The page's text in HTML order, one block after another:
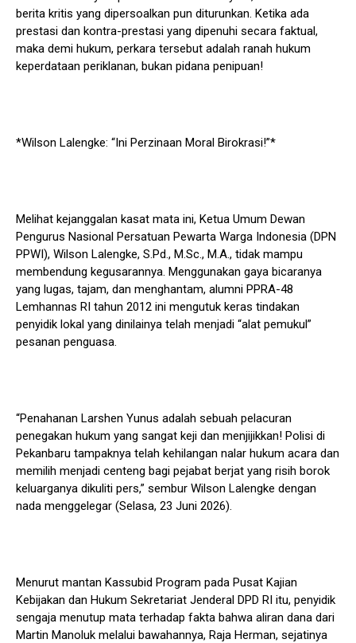
berita kritis yang dipersoalkan pun diturunkan. Ketika ada
prestasi dan kontra-prestasi yang dipenuhi secara faktual,
maka demi hukum, perkara tersebut adalah ranah hukum
keperdataan periklanan, bukan pidana penipuan!
*Wilson Lalengke: “Ini Perzinaan Moral Birokrasi!”*
Melihat kejanggalan kasat mata ini, Ketua Umum Dewan
Pengurus Nasional Persatuan Pewarta Warga Indonesia (DPN
PPWI), Wilson Lalengke, S.Pd., M.Sc., M.A., tidak mampu
membendung kegusarannya. Menggunakan gaya bicaranya
yang lugas, tajam, dan menghantam, alumni PPRA-48
Lemhannas RI tahun 2012 ini mengutuk keras tindakan
penyidik lokal yang dinilainya telah menjadi “alat pemukul”
pesanan penguasa.
“Penahanan Larshen Yunus adalah sebuah pelacuran
penegakan hukum yang sangat keji dan menjijikkan! Polisi di
Pekanbaru tampaknya telah kehilangan nalar hukum acara dan
memilih menjadi centeng bagi pejabat berjat yang risih borok
keluarganya dikuliti pers,” sembur Wilson Lalengke dengan
nada menggelegar (Selasa, 23 Juni 2026).
Menurut mantan Kassubid Program pada Pusat Kajian
Kebijakan dan Hukum Sekretariat Jenderal DPD RI itu, penyidik
sengaja menutup mata terhadap fakta bahwa aliran dana dari
Martin Manoluk melalui bawahannya, Raja Herman, sejatinya